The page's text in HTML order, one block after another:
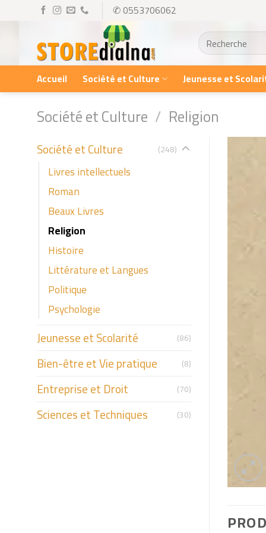
content
✆ 0553706062
Recherche
pour :
Accueil Société et Culture Jeunesse et
Société et Culture / Religion
Société et Culture (248)
Livres intellectuels
Roman
Beaux Livres
Religion
Histoire
Littérature et Langues
Politique
Psychologie
Jeunesse et Scolarité (86)
Bien-être et Vie pratique (8)
Entreprise et Droit (70)
Sciences et Techniques (30)